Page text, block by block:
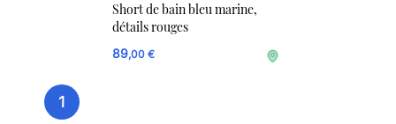
Short de bain bleu marine,
détails rouges
89,00 €
1